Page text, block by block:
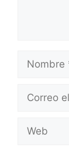
electrónico